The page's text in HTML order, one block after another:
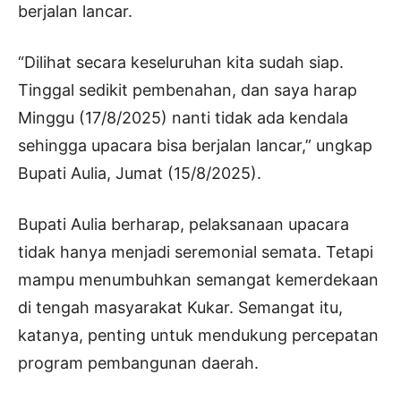
berjalan lancar.
“Dilihat secara keseluruhan kita sudah siap.
Tinggal sedikit pembenahan, dan saya harap
Minggu (17/8/2025) nanti tidak ada kendala
sehingga upacara bisa berjalan lancar,” ungkap
Bupati Aulia, Jumat (15/8/2025).
Bupati Aulia berharap, pelaksanaan upacara
tidak hanya menjadi seremonial semata. Tetapi
mampu menumbuhkan semangat kemerdekaan
di tengah masyarakat Kukar. Semangat itu,
katanya, penting untuk mendukung percepatan
program pembangunan daerah.